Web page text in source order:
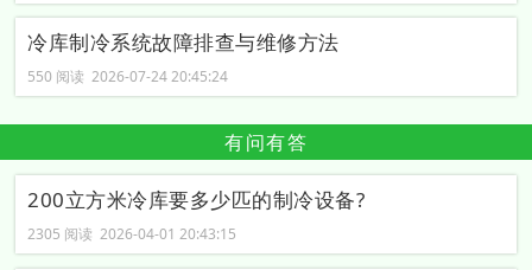
冷库制冷系统故障排查与维修方法
550 阅读 2026-07-24 20:45:24
有问有答
200立方米冷库要多少匹的制冷设备?
2305 阅读 2026-04-01 20:43:15